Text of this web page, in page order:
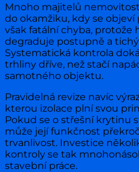
Mnoho majitelů
do okamžiku, kdy se objeví
však fatální chyba, protože
degraduje postupně a
Systematická kontrola
trhliny dříve, než stačí
samotného objektu.
Pravidelná revize navíc
kterou izolace plní svou
Pokud se o střešní krytinu
může její funkčnost
trvanlivost. Investice
kontroly se tak
stavební práce.